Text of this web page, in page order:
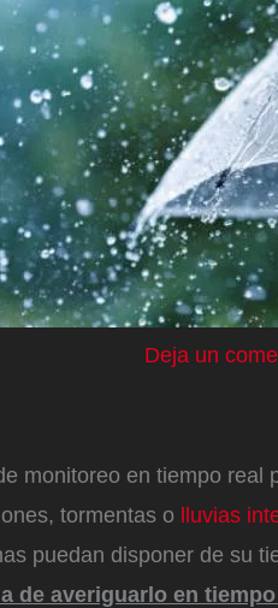
Deja un
monitoreo en tiempo real
tormentas o lluvias
puedan disponer de su
de averiguarlo en